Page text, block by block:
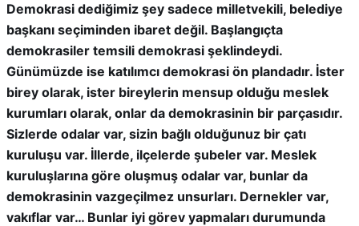
Demokrasi dediğimiz şey sadece milletvekili, belediye
başkanı seçiminden ibaret değil. Başlangıçta
demokrasiler temsili demokrasi şeklindeydi.
Günümüzde ise katılımcı demokrasi ön plandadır. İster
birey olarak, ister bireylerin mensup olduğu meslek
kurumları olarak, onlar da demokrasinin bir parçasıdır.
Sizlerde odalar var, sizin bağlı olduğunuz bir çatı
kuruluşu var. İllerde, ilçelerde şubeler var. Meslek
kuruluşlarına göre oluşmuş odalar var, bunlar da
demokrasinin vazgeçilmez unsurları. Dernekler var,
vakıflar var… Bunlar iyi görev yapmaları durumunda